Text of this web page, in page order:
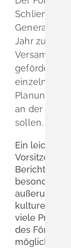
Schliengen
Jahr zurück
geförderte
einzelner
Planung
an der
sollen.
Ein leichtes
Vorsitzende
Bericht
besonderer
kultureller
viele
des
möglich